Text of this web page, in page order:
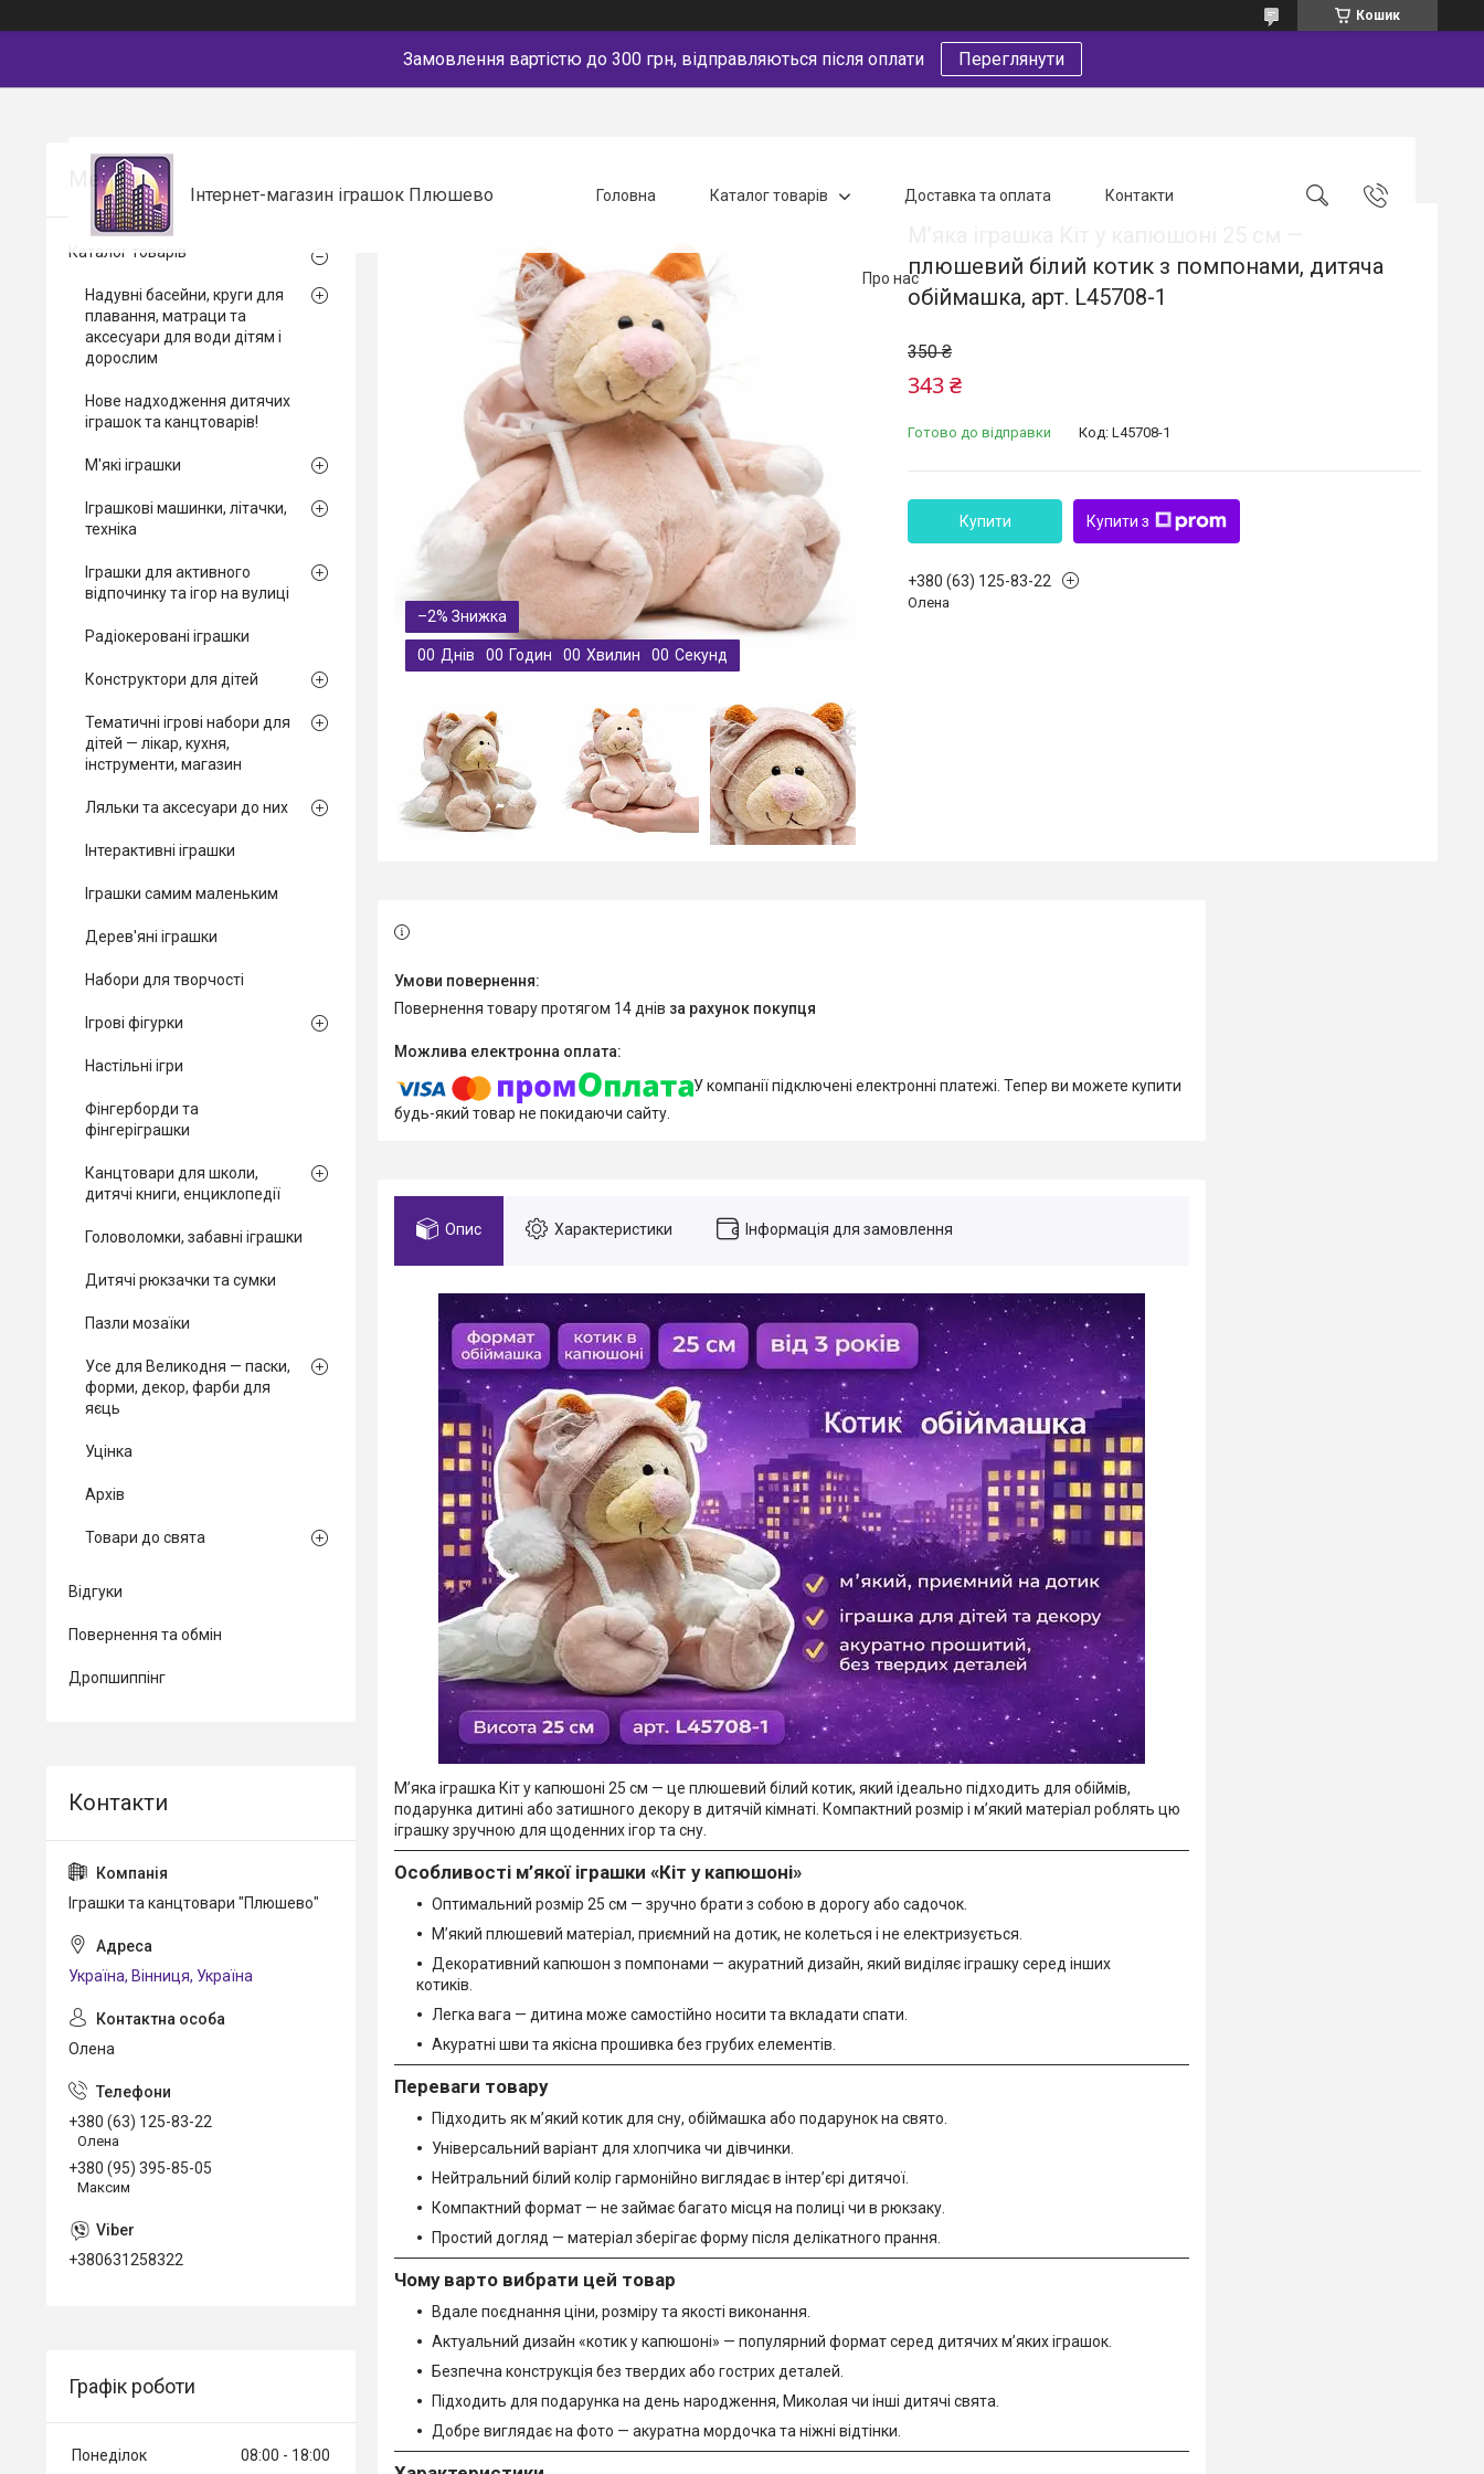
Кошик
Замовлення вартістю до 300 грн, відправляються після оплати Переглянути
Інтернет-магазин іграшок Плюшево Головна Каталог товарів Доставка та оплата Контакти
Про нас
–2%
00 Днів 00 Годин 00 Хвилин 00 Секунд
плюшевий білий котик з помпонами, дитяча
обіймашка, арт. L45708-1
350 ₴
343 ₴
Готово до відправки Код: L45708-1
Купити Купити з
+380 (63) 125-83-22
Олена
повернення товару протягом 14 днів за рахунок покупця
У компанії підключені електронні платежі. Тепер ви можете купити
будь-який товар не покидаючи сайту.
Опис Характеристики Інформація для замовлення
М’яка іграшка Кіт у капюшоні 25 см — це плюшевий білий котик, який ідеально підходить для обіймів,
подарунка дитині або затишного декору в дитячій кімнаті. Компактний розмір і м’який матеріал роблять цю
іграшку зручною для щоденних ігор та сну.
Особливості м’якої іграшки «Кіт у капюшоні»
Оптимальний розмір 25 см — зручно брати з собою в дорогу або садочок.
М’який плюшевий матеріал, приємний на дотик, не колеться і не електризується.
Декоративний капюшон з помпонами — акуратний дизайн, який виділяє іграшку серед інших
котиків.
Легка вага — дитина може самостійно носити та вкладати спати.
Акуратні шви та якісна прошивка без грубих елементів.
Переваги товару
Підходить як м’який котик для сну, обіймашка або подарунок на свято.
Універсальний варіант для хлопчика чи дівчинки.
Нейтральний білий колір гармонійно виглядає в інтер’єрі дитячої.
Компактний формат — не займає багато місця на полиці чи в рюкзаку.
Простий догляд — матеріал зберігає форму після делікатного прання.
Чому варто вибрати цей товар
Вдале поєднання ціни, розміру та якості виконання.
Актуальний дизайн «котик у капюшоні» — популярний формат серед дитячих м’яких іграшок.
Безпечна конструкція без твердих або гострих деталей.
Підходить для подарунка на день народження, Миколая чи інші дитячі свята.
Добре виглядає на фото — акуратна мордочка та ніжні відтінки.
Каталог товарів
Надувні басейни, круги для
плавання, матраци та
аксесуари для води дітям і
дорослим
Нове надходження дитячих
іграшок та канцтоварів!
М'які іграшки
Іграшкові машинки, літачки,
техніка
Іграшки для активного
відпочинку та ігор на вулиці
Радіокеровані іграшки
Конструктори для дітей
Тематичні ігрові набори для
дітей — лікар, кухня,
інструменти, магазин
Ляльки та аксесуари до них
Інтерактивні іграшки
Іграшки самим маленьким
Дерев'яні іграшки
Набори для творчості
Ігрові фігурки
Настільні ігри
Фінгерборди та
фінгеріграшки
Канцтовари для школи,
дитячі книги, енциклопедії
Головоломки, забавні іграшки
Дитячі рюкзачки та сумки
Пазли мозаїки
Усе для Великодня — паски,
форми, декор, фарби для
яєць
Уцінка
Архів
Товари до свята
Відгуки
Повернення та обмін
Дропшиппінг
Іграшки та канцтовари "Плюшево"
Україна, Вінниця, Україна
Олена
+380 (63) 125-83-22
Олена
+380 (95) 395-85-05
Максим
+380631258322
Графік роботи
Понеділок 08:00
18:00